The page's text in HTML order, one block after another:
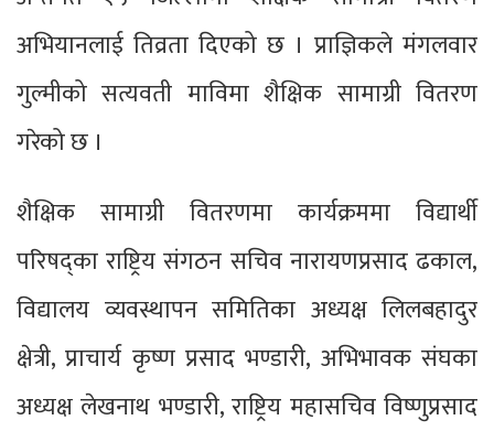
अभियानलाई तिव्रता दिएको छ । प्राज्ञिकले मंगलवार
गुल्मीको सत्यवती माविमा शैक्षिक सामाग्री वितरण
गरेको छ ।
शैक्षिक सामाग्री वितरणमा कार्यक्रममा विद्यार्थी
परिषद्का राष्ट्रिय संगठन सचिव नारायणप्रसाद ढकाल,
विद्यालय व्यवस्थापन समितिका अध्यक्ष लिलबहादुर
क्षेत्री, प्राचार्य कृष्ण प्रसाद भण्डारी, अभिभावक संघका
अध्यक्ष लेखनाथ भण्डारी, राष्ट्रिय महासचिव विष्णुप्रसाद